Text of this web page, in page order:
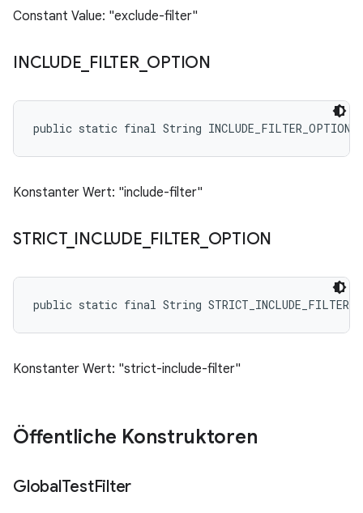
Constant Value: "exclude-filter"
INCLUDE FILTER_ OPTION
public static final String INCLUDE_FILTER_OPTION
Konstanter Wert: "include-filter"
STRICT_ INCLUDE FILTER_ OPTION
public static final String
Konstanter Wert: "strict-include-filter"
Öffentliche Konstruktoren
GlobalTestFilter